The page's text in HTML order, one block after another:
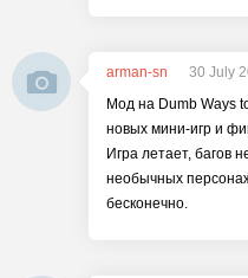
arman-sn
30 July
Мод на Dumb Ways
новых мини-игр и
Игра летает, багов
необычных
бесконечно.